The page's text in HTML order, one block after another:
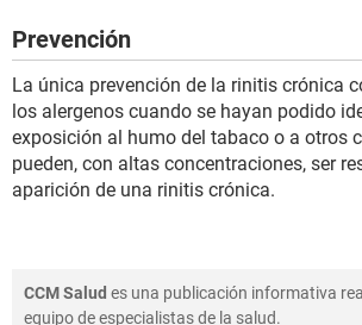
Prevención
La única prevención de la rinitis crónica
los alergenos cuando se hayan podido
exposición al humo del tabaco o a otros
pueden, con altas concentraciones, ser
aparición de una rinitis crónica.
CCM Salud es una publicación informativa
equipo de especialistas de la salud.